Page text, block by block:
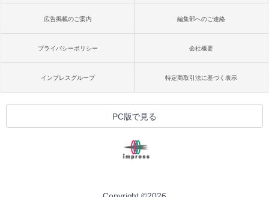
広告掲載のご案内 編集部へのご連絡
プライバシーポリシー 会社概要
インプレスグループ 特定商取引法に基づく表示
PC版で見る